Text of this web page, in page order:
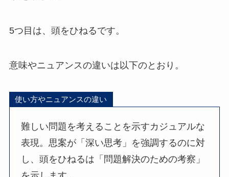
5つ目は、頭をひねるです。
意味やニュアンスの違いは以下のとおり。
使い方やニュアンスの違い
難しい問題を考えることを示すカジュアルな
表現。思案が「深い思考」を強調するのに対
し、頭をひねるは「問題解決のための考察」